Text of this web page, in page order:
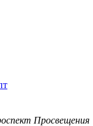
Просвещения